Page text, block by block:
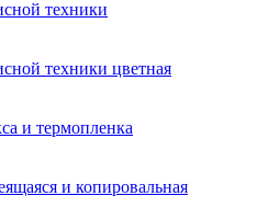
техники
техники цветная
и термопленка
и копировальная